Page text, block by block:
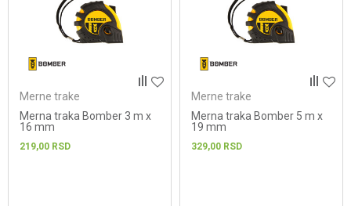
Merne trake
Merna traka Bomber 3 m x
16 mm
219,00 RSD
Merne trake
Merna traka Bomber 5 m x
19 mm
329,00 RSD